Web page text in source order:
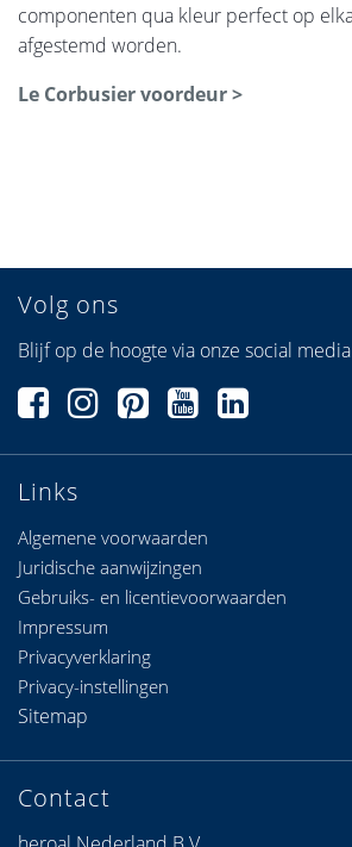
componenten qua kleur perfect op
afgestemd worden.
Le Corbusier voordeur >
Links
Algemene voorwaarden
Juridische aanwijzingen
Gebruiks- en licentievoorwaarden
Volg ons
Blijf op de hoogte via onze social
Contact
Impressum
Privacyverklaring
Privacy-instellingen
Sitemap